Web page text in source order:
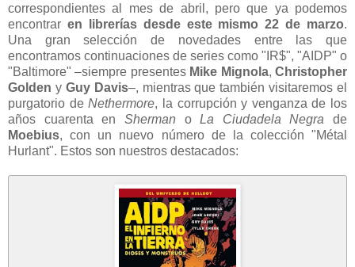
correspondientes al mes de abril, pero que ya podemos
encontrar en librerías desde este mismo 22 de marzo.
Una gran selección de novedades entre las que
encontramos continuaciones de series como "IR$", "AIDP" o
"Baltimore" –siempre presentes Mike Mignola,Christopher
Golden y Guy Davis–, mientras que también visitaremos el
purgatorio deNethermore, la corrupción y venganza de los
años cuarenta en Sherman oLa Ciudadela Negra de
Moebius, con un nuevo número de la colección "Métal
Hurlant". Estos son nuestros destacados: